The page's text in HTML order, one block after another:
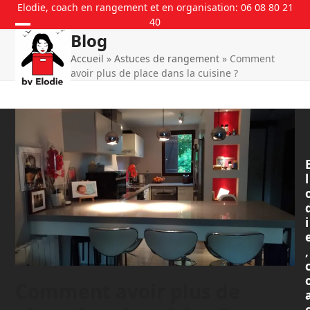
Skip
content
Elodie, coach en rangement et en organisation: 06 08 80 21
40
Blog
Accueil »Astuces de rangement » Comment
avoir plus de place dans la cuisine ?
l
i
,